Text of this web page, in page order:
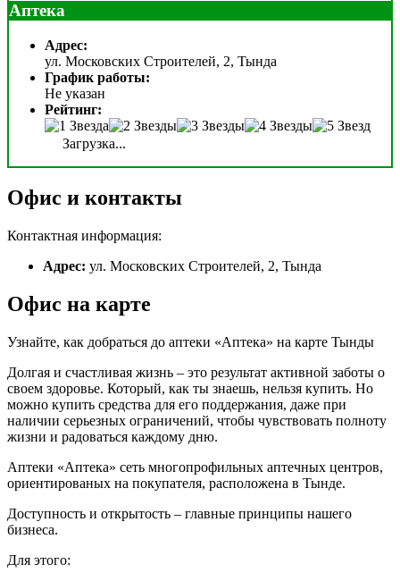
Аптека
Адрес:
ул. Московских Строителей, 2, Тында
График работы:
Не указан
Рейтинг:
Загрузка...
Офис и контакты
Контактная информация:
Адрес: ул. Московских Строителей, 2, Тында
Офис на карте
Узнайте, как добраться до аптеки «Аптека» на карте Тынды
Долгая и счастливая жизнь – это результат активной заботы о
своем здоровье. Который, как ты знаешь, нельзя купить. Но
можно купить средства для его поддержания, даже при
наличии серьезных ограничений, чтобы чувствовать полноту
жизни и радоваться каждому дню.
Аптеки «Аптека» сеть многопрофильных аптечных центров,
ориентированых на покупателя, расположена в Тынде.
Доступность и открытость – главные принципы нашего
бизнеса.
Для этого: